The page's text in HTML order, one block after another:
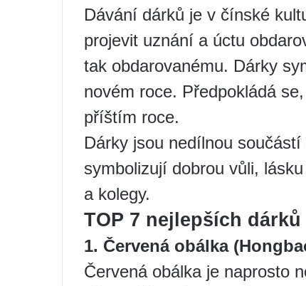
Dávání dárků je v čínské
projevit uznání a úctu
tak obdarovanému. Dárky
novém roce. Předpokládá
příštím roce.
Dárky jsou nedílnou
symbolizují dobrou vůli,
a kolegy.
TOP 7 nejlepších
1. Červená obálka
Červená obálka je naprosto